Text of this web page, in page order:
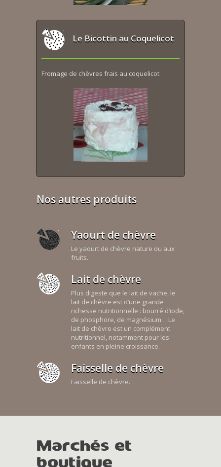
Le Bicottin au Coquelicot
Fromage de chèvres frais au coquelicot
Nos autres produits
Yaourt de chèvre
Le yaourt de chèvre nature ou aux
fruits.
Lait de chèvre
Plus digeste que le lait de vache, le
lait de chèvre est d’une grande
richesse nutritionnelle : bourré d’iode,
de phosphore, de magnésium… Le
lait de chèvre est un complément
nutritionnel, notamment pour les
enfants en pleine croissance.
Faisselle de chèvre
Faisselle de chèvre.
Marchés et
boutique